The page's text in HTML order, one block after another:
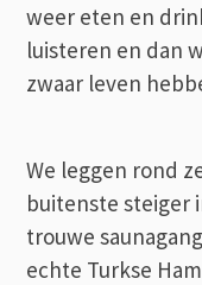
weer eten en
luisteren en dan
zwaar leven
We leggen rond
buitenste steiger
trouwe
echte Turkse